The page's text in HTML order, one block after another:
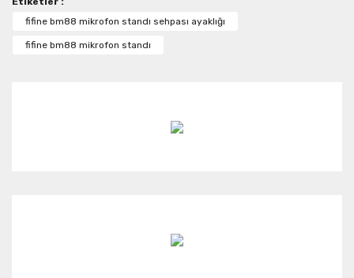
Ürün resmi kalitesiz, bozuk veya görüntülenemiyor.
Ürün açıklamasında eksik bilgiler bulunuyor.
fifine bm88 mikrofon standı sehpası ayaklığı
fifine bm88 mikrofon standı